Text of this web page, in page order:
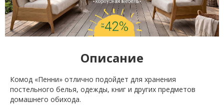
Описание
Комод «Пенни» отлично подойдет для хранения
постельного белья, одежды, книг и других предметов
домашнего обихода.